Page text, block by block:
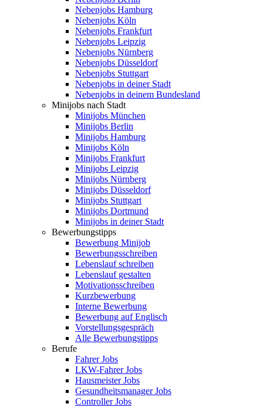
Nebenjobs Hamburg
Nebenjobs Köln
Nebenjobs Frankfurt
Nebenjobs Leipzig
Nebenjobs Nürnberg
Nebenjobs Düsseldorf
Nebenjobs Stuttgart
Nebenjobs in deiner Stadt
Nebenjobs in deinem Bundesland
Minijobs nach Stadt
Minijobs München
Minijobs Berlin
Minijobs Hamburg
Minijobs Köln
Minijobs Frankfurt
Minijobs Leipzig
Minijobs Nürnberg
Minijobs Düsseldorf
Minijobs Stuttgart
Minijobs Dortmund
Minijobs in deiner Stadt
Bewerbungstipps
Bewerbung Minijob
Bewerbungsschreiben
Lebenslauf schreiben
Lebenslauf gestalten
Motivationsschreiben
Kurzbewerbung
Interne Bewerbung
Bewerbung auf Englisch
Vorstellungsgespräch
Alle Bewerbungstipps
Berufe
Fahrer Jobs
LKW-Fahrer Jobs
Hausmeister Jobs
Gesundheitsmanager Jobs
Controller Jobs